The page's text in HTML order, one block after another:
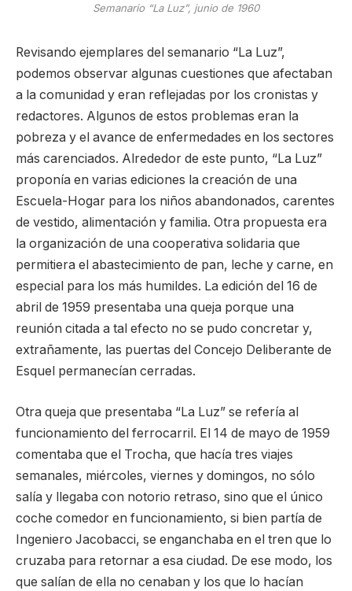
Semanario “La Luz”, junio de 1960
Revisando ejemplares del semanario “La Luz”,
podemos observar algunas cuestiones que afectaban
a la comunidad y eran reflejadas por los cronistas y
redactores. Algunos de estos problemas eran la
pobreza y el avance de enfermedades en los sectores
más carenciados. Alrededor de este punto, “La Luz”
proponía en varias ediciones la creación de una
Escuela-Hogar para los niños abandonados, carentes
de vestido, alimentación y familia. Otra propuesta era
la organización de una cooperativa solidaria que
permitiera el abastecimiento de pan, leche y carne, en
especial para los más humildes. La edición del 16 de
abril de 1959 presentaba una queja porque una
reunión citada a tal efecto no se pudo concretar y,
extrañamente, las puertas del Concejo Deliberante de
Esquel permanecían cerradas.
Otra queja que presentaba “La Luz” se refería al
funcionamiento del ferrocarril. El 14 de mayo de 1959
comentaba que el Trocha, que hacía tres viajes
semanales, miércoles, viernes y domingos, no sólo
salía y llegaba con notorio retraso, sino que el único
coche comedor en funcionamiento, si bien partía de
Ingeniero Jacobacci, se enganchaba en el tren que lo
cruzaba para retornar a esa ciudad. De ese modo, los
que salían de ella no cenaban y los que lo hacían